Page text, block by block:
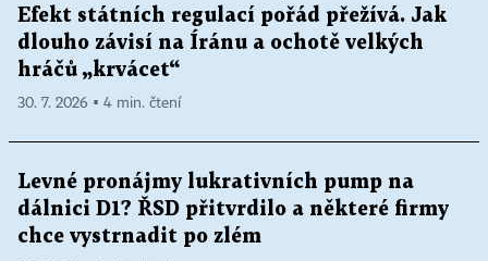
Efekt státních regulací pořád přežívá. Jak
dlouho závisí na Íránu a ochotě velkých
hráčů „krvácet“
30. 7. 2026 ▪ 4 min. čtení
Levné pronájmy lukrativních pump na
dálnici D1? ŘSD přitvrdilo a některé firmy
chce vystrnadit po zlém